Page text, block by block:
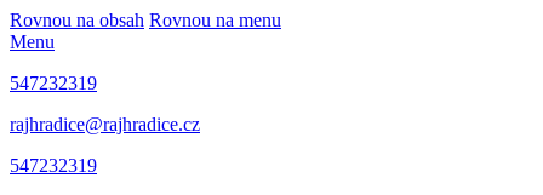
Rovnou na obsah Rovnou na menu
Menu
547232319
rajhradice@rajhradice.cz
547232319